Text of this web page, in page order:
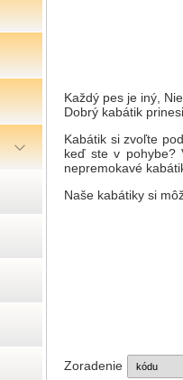
Každý pes je iný,
Dobrý kabátik
Kabátik si zvoľte
keď ste v pohybe?
nepremokavé
Naše kabátiky si
Zoradenie